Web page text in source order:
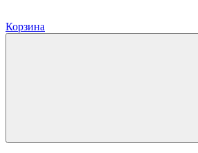
Корзина